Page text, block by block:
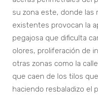
su zona este, donde las
existentes provocan la
pegajosa que dificulta
olores, proliferación de
otras zonas como la
que caen de los tilos
haciendo resbaladizo el